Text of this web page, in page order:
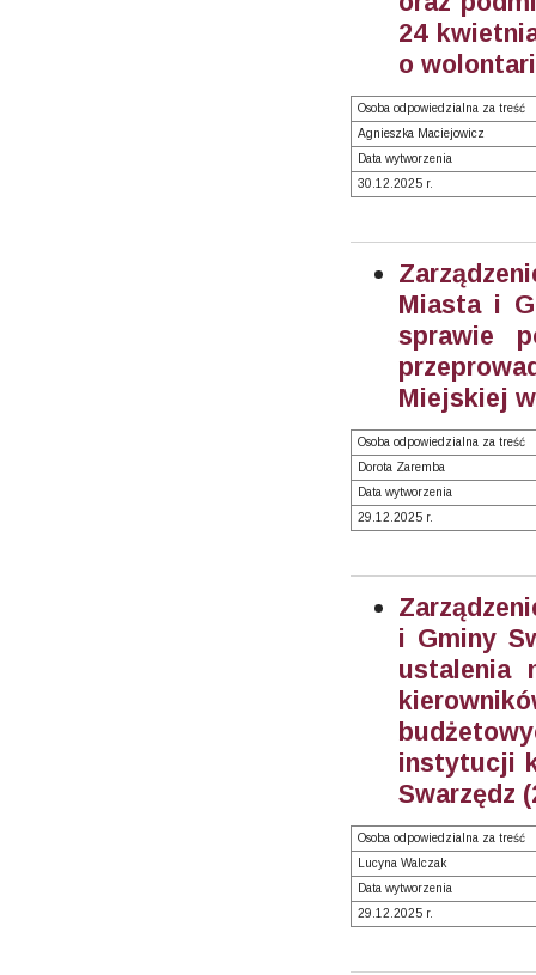
24
o
Osoba odpowiedzialna za treść
Agnieszka Maciejowicz
Data wytworzenia
30.12.2025 r.
Miasta i
sprawie
Miejskiej
Osoba odpowiedzialna za treść
Dorota Zaremba
Data wytworzenia
29.12.2025 r.
i Gminy
ustalenia
instytucji
Swarzędz
Osoba odpowiedzialna za treść
Lucyna Walczak
Data wytworzenia
29.12.2025 r.